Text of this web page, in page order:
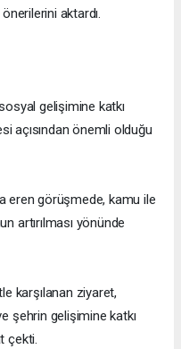
aktardı.
gelişimine katkı
açısından önemli olduğu
eren görüşmede, kamu ile
artırılması yönünde
karşılanan ziyaret,
şehrin gelişimine katkı
çekti.